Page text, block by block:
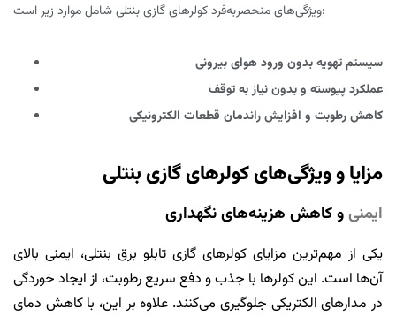
ویژگی‌های منحصر‌به‌فرد کولرهای گازی بنتلی شامل موارد زیر است:
سیستم تهویه بدون ورود هوای بیرونی
عملکرد پیوسته و بدون نیاز به توقف
کاهش رطوبت و افزایش راندمان قطعات الکترونیکی
مزایا و ویژگی‌های کولرهای گازی بنتلی
ایمنیو کاهش هزینه‌های نگهداری
یکی از مهم‌ترین مزایای کولرهای گازی تابلو برق بنتلی، ایمنی بالای
آن‌ها است. این کولرها با جذب و دفع سریع رطوبت، از ایجاد خوردگی
در مدارهای الکتریکی جلوگیری می‌کنند. علاوه بر این، با کاهش دمای